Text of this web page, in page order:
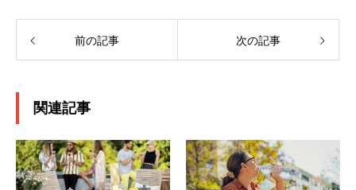
前の記事 次の記事
関連記事